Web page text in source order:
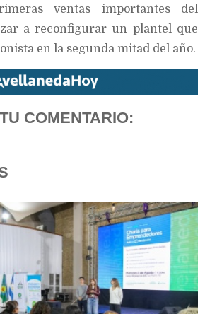
ventas importantes del
a reconfigurar un plantel que
en la segunda mitad del año.
COMENTARIO: